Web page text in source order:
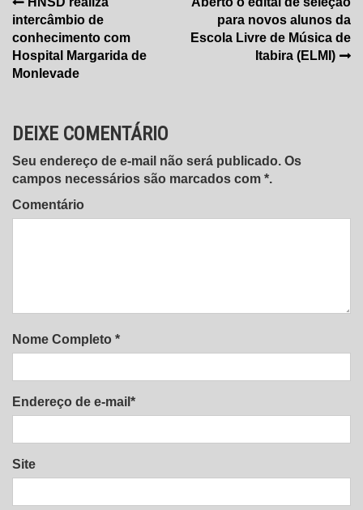
Navegação
de
Post
intercâmbio de
conhecimento com
Hospital Margarida de
Monlevade
para novos alunos da
Escola Livre de Música de
Itabira (ELMI)
DEIXE COMENTÁRIO
Seu endereço de e-mail não será publicado. Os
campos necessários são marcados com *.
Comentário
Nome Completo *
Endereço de e-mail*
Site